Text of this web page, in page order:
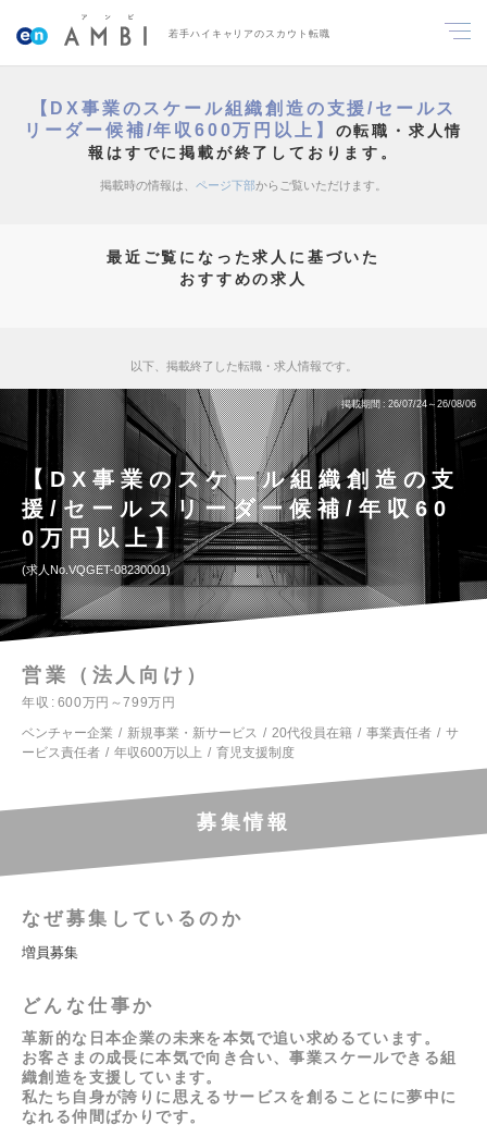
若手ハイキャリアのスカウト転職
【DX事業のスケール組織創造の支援/セールス
リーダー候補/年収600万円以上】 の転職・求人情
報はすでに掲載が終了しております。
掲載時の情報は、 ページ下部からご覧いただけます。
最近ご覧になった求人に基づいた
おすすめの求人
以下、掲載終了した転職・求人情報です。
掲載期間 26/07/24～26/08/06
【DX事業のスケール組織創造の支
援/セールスリーダー候補/年収60
0万円以上】
求人No.VQGET-08230001
営業（法人向け）
年収
600万円～799万円
ベンチャー企業
新規事業・新サービス 20代役員在籍 事業責任者
サ
ービス責任者
年収600万以上 育児支援制度
募集情報
なぜ募集しているのか
増員募集
どんな仕事か
革新的な日本企業の未来を本気で追い求めるています。
お客さまの成長に本気で向き合い、事業スケールできる組
織創造を支援しています。
私たち自身が誇りに思えるサービスを創ることにに夢中に
なれる仲間ばかりです。